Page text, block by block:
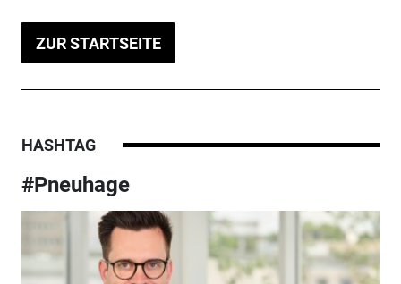
ZUR STARTSEITE
HASHTAG
#Pneuhage